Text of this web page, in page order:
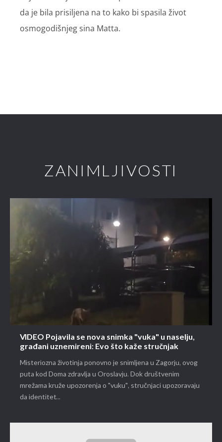
da je bila prisiljena na to kako bi spasila život
osmogodišnjeg sina Matta.
ZANIMLJIVOSTI
VIDEO Pojavila se nova snimka "vuka" u naselju,
građani uznemireni: Evo što kaže stručnjak
Misteriozna životinja ponovno je snimljena u Zagorju, ovog
puta kod Doma zdravlja u Oroslavju. Dok društvenim
mrežama kruže upozorenja o "vuku", stručnjaci upozoravaju
da identitet...